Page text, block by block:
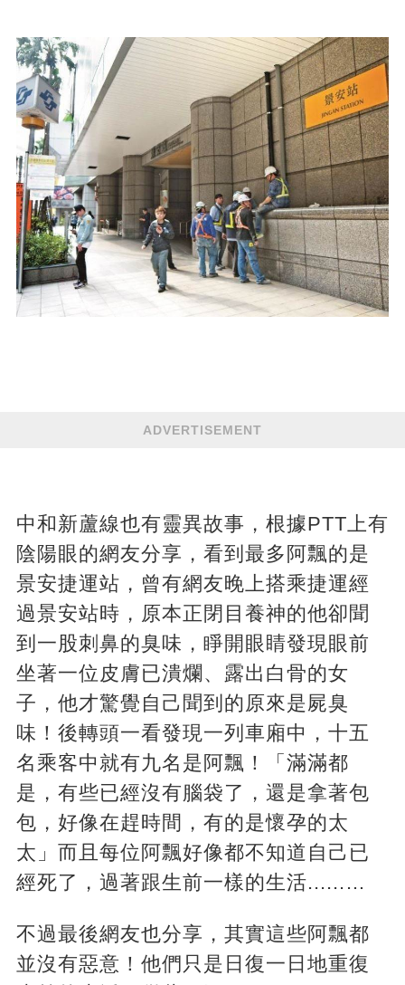
ADVERTISEMENT
中和新蘆線也有靈異故事，根據PTT上有
陰陽眼的網友分享，看到最多阿飄的是
景安捷運站，曾有網友晚上搭乘捷運經
過景安站時，原本正閉目養神的他卻聞
到一股刺鼻的臭味，睜開眼睛發現眼前
坐著一位皮膚已潰爛、露出白骨的女
子，他才驚覺自己聞到的原來是屍臭
味！後轉頭一看發現一列車廂中，十五
名乘客中就有九名是阿飄！「滿滿都
是，有些已經沒有腦袋了，還是拿著包
包，好像在趕時間，有的是懷孕的太
太」而且每位阿飄好像都不知道自己已
經死了，過著跟生前一樣的生活......…
不過最後網友也分享，其實這些阿飄都
並沒有惡意！他們只是日復一日地重復